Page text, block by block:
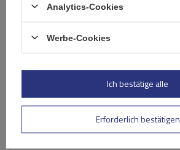
Analytics-Cookies
Werbe-Cookies
Erforderlich bestätigen
Ich bestätige alle